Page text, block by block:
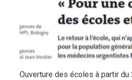
Ouverture des écoles à partir du